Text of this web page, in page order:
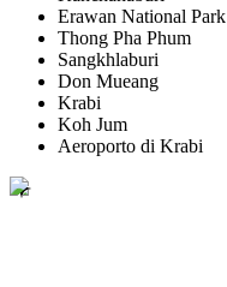
Erawan National Park
Thong Pha Phum
Sangkhlaburi
Don Mueang
Krabi
Koh Jum
Aeroporto di Krabi